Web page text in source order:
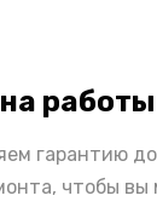
работы
гарантию
чтобы вы